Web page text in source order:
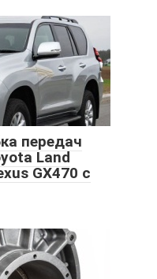
передач
Land
GX470 с